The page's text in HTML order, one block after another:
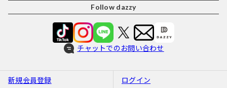
Follow dazzy
チャットでのお問い合わせ
新規会員登録 ログイン